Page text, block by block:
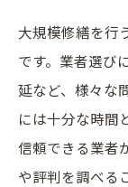
大規模修繕を行
です。業者選び
延など、様々な
には十分な時間
信頼できる業者
や評判を調べる